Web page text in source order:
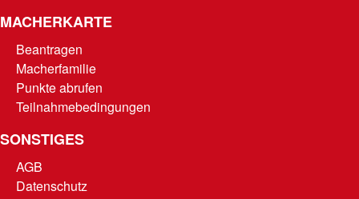
MACHERKARTE
Beantragen
Macherfamilie
Punkte abrufen
Teilnahmebedingungen
SONSTIGES
AGB
Datenschutz